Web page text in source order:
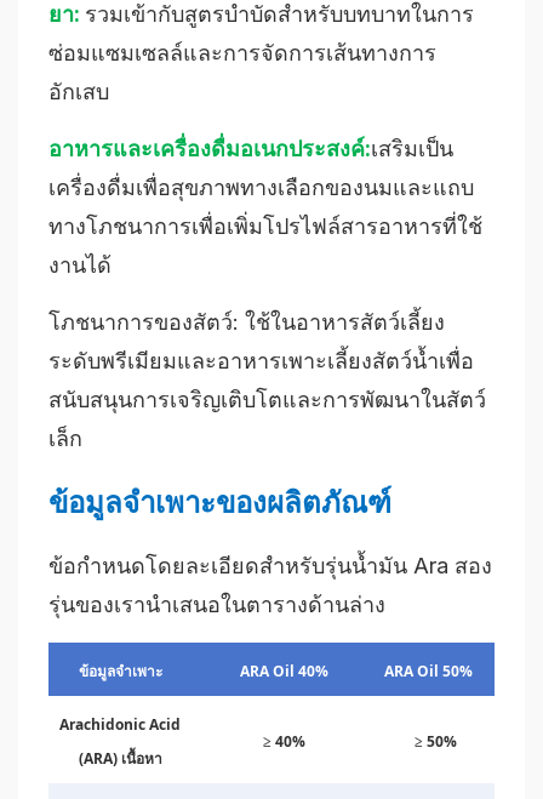
ยา: รวมเข้ากับสูตรบำบัดสำหรับบทบาทในการ
ซ่อมแซมเซลล์และการจัดการเส้นทางการ
อักเสบ
อาหารและเครื่องดื่มอเนกประสงค์:เสริมเป็น
เครื่องดื่มเพื่อสุขภาพทางเลือกของนมและแถบ
ทางโภชนาการเพื่อเพิ่มโปรไฟล์สารอาหารที่ใช้
งานได้
โภชนาการของสัตว์: ใช้ในอาหารสัตว์เลี้ยง
ระดับพรีเมียมและอาหารเพาะเลี้ยงสัตว์น้ำเพื่อ
สนับสนุนการเจริญเติบโตและการพัฒนาในสัตว์
เล็ก
ข้อมูลจำเพาะของผลิตภัณฑ์
ข้อกำหนดโดยละเอียดสำหรับรุ่นน้ำมัน Ara สอง
รุ่นของเรานำเสนอในตารางด้านล่าง
ข้อมูลจำเพาะ ARA Oil 40% ARA Oil 50%
Arachidonic Acid
(ARA) เนื้อหา
≥ 40% ≥ 50%